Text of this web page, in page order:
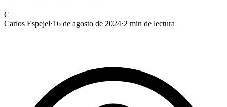
C
Carlos Espejel·16 de agosto de 2024·2 min de lectura